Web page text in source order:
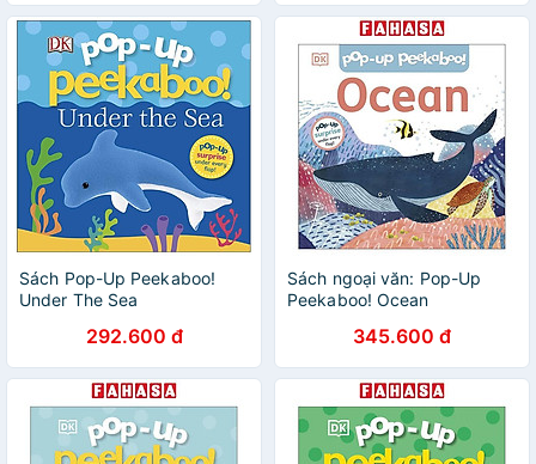
Sách Pop-Up Peekaboo!
Under The Sea
292.600 đ
Sách ngoại văn: Pop-Up
Peekaboo! Ocean
345.600 đ